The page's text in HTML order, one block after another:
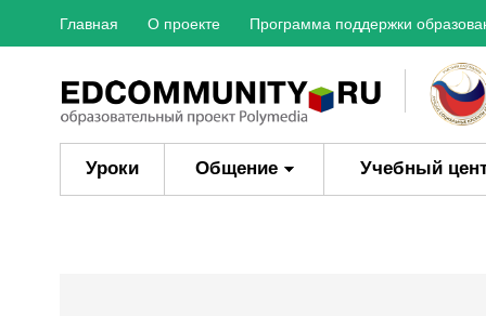
Главная О проекте Программа поддержки
Уроки Общение Учебный